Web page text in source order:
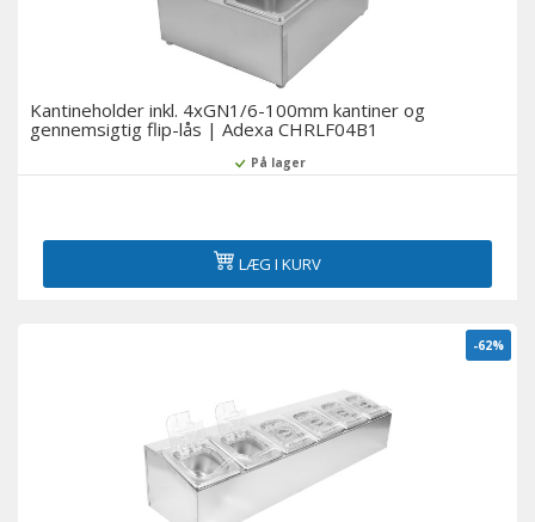
Kantineholder inkl. 4xGN1/6-100mm kantiner og
gennemsigtig flip-lås | Adexa CHRLF04B1
På lager
LÆG I KURV
-62%